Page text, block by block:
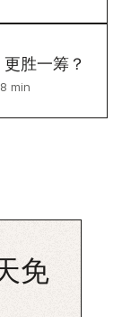
胜一筹？
8 min
免